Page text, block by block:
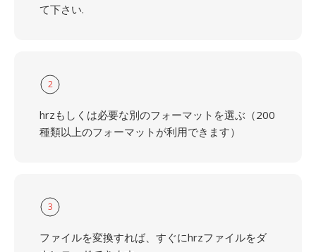
て下さい.
2
hrzもしくは必要な別のフォーマットを選ぶ（200
種類以上のフォーマットが利用できます）
3
ファイルを変換すれば、すぐにhrzファイルをダ